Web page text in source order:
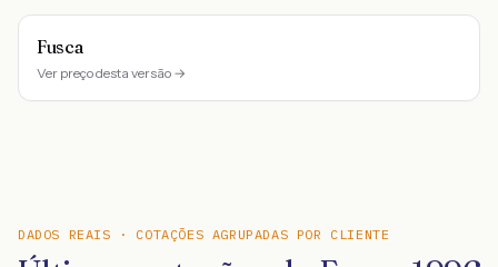
Fusca
Ver preço desta versão →
DADOS REAIS · COTAÇÕES AGRUPADAS POR CLIENTE